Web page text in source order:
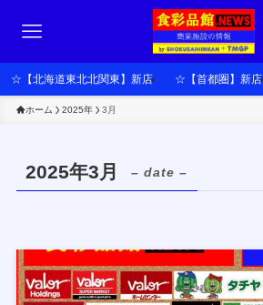
☆【北海道東北北関東】新店 ☆【首都圏】新店
ホーム 2025年 3月
2025年3月 – date –